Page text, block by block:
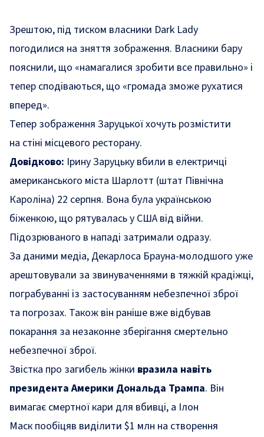
Зрештою, під тиском власники Dark Lady
погодилися на зняття зображення. Власники бару
пояснили, що «намагалися зробити все правильно» і
тепер сподіваються, що «громада зможе рухатися
вперед».
Тепер зображення Заруцької хочуть розмістити
на стіні місцевого ресторану.
Довідково: Ірину Заруцьку вбили в електричці
американського міста Шарлотт (штат Північна
Кароліна) 22 серпня. Вона була українською
біженкою, що рятувалась у США від війни.
Підозрюваного в нападі затримали одразу.
За даними медіа, Декарлоса Брауна-молодшого уже
арештовували за звинуваченнями в тяжкій крадіжці,
пограбуванні із застосуванням небезпечної зброї
та погрозах. Також він раніше вже відбував
покарання за незаконне зберігання смертельно
небезпечної зброї.
Звістка про загибель жінки вразила навіть
президента Америки Дональда Трампа. Він
вимагає смертної кари для вбивці, а Ілон
Маск пообіцяв виділити $1 млн на створення